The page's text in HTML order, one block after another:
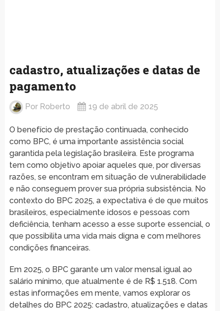
cadastro, atualizações e datas de
pagamento
Por Roberto 19 de abril de 2025
O benefício de prestação continuada, conhecido
como BPC, é uma importante assistência social
garantida pela legislação brasileira. Este programa
tem como objetivo apoiar aqueles que, por diversas
razões, se encontram em situação de vulnerabilidade
e não conseguem prover sua própria subsistência. No
contexto do BPC 2025, a expectativa é de que muitos
brasileiros, especialmente idosos e pessoas com
deficiência, tenham acesso a esse suporte essencial, o
que possibilita uma vida mais digna e com melhores
condições financeiras.
Em 2025, o BPC garante um valor mensal igual ao
salário mínimo, que atualmente é de R$ 1.518. Com
estas informações em mente, vamos explorar os
detalhes do BPC 2025: cadastro, atualizações e datas